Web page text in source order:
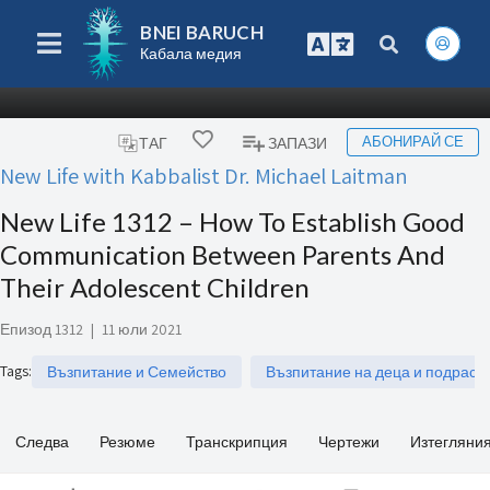
BNEI BARUCH
Кабала медия
ТАГ ЗАПАЗИ АБОНИРАЙ СЕ
New Life with Kabbalist Dr. Michael Laitman
New Life 1312 – How To Establish Good
Communication Between Parents And
Their Adolescent Children
Епизод 1312 | 11 юли 2021
Tags: Възпитание и Семейство Възпитание на деца и
Следва Резюме Транскрипция Чертежи